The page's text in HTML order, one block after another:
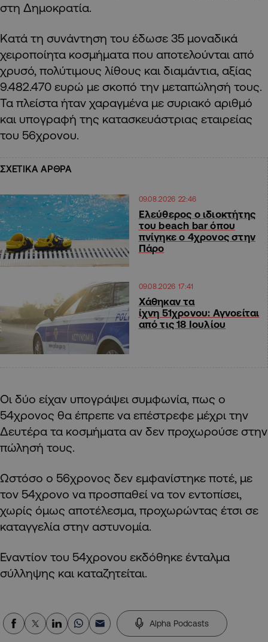
στη Δημοκρατία.
Κατά τη συνάντηση του έδωσε 35 μοναδικά
χειροποίητα κοσμήματα που αποτελούνται από
χρυσό, πολύτιμους λίθους και διαμάντια, αξίας
9.482.470 ευρώ με σκοπό την μεταπώλησή τους.
Τα πλείστα ήταν χαραγμένα με συριακό αριθμό
και υπογραφή της κατασκευάστριας εταιρείας
του 56χρονου.
ΣΧΕΤΙΚΑ ΑΡΘΡΑ
09.08.2026 22:46
Ελεύθερος ο ιδιοκτήτης
του beach bar όπου
πνίγηκε ο 4χρονος στην
Πάρο
09.08.2026 17:41
Χάθηκαν τα
ίχνη 51χρονου: Αγνοείται
από τις 18 Ιουλίου
Οι δύο είχαν υπογράψει συμφωνία, πως ο
54χρονος θα έπρεπε να επέστρεφε μέχρι την
Δευτέρα τα κοσμήματα αν δεν προχωρούσε στην
πώλησή τους.
Ωστόσο ο 56χρονος δεν εμφανίστηκε ποτέ, με
τον 54χρονο να προσπαθεί να τον εντοπίσει,
χωρίς όμως αποτέλεσμα, προχωρώντας έτσι σε
καταγγελία στην αστυνομία.
Εναντίον του 54χρονου εκδόθηκε ένταλμα
σύλληψης και καταζητείται.
Alpha Podcasts